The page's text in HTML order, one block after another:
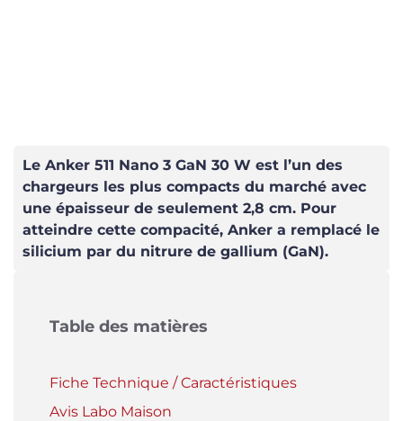
Le Anker 511 Nano 3 GaN 30 W est l’un des
chargeurs les plus compacts du marché avec
une épaisseur de seulement 2,8 cm. Pour
atteindre cette compacité, Anker a remplacé le
silicium par du nitrure de gallium (GaN).
Table des matières
Fiche Technique / Caractéristiques
Avis Labo Maison